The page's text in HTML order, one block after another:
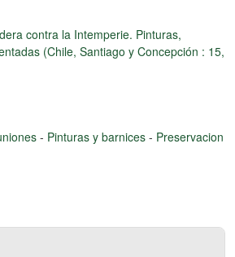
contra la Intemperie. Pinturas,
(Chile, Santiago y Concepción : 15,
- Pinturas y barnices - Preservacion